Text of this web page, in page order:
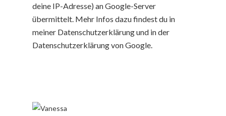
deine IP-Adresse) an Google-Server
übermittelt. Mehr Infos dazu findest du in
meiner Datenschutzerklärung und in der
Datenschutzerklärung von Google.